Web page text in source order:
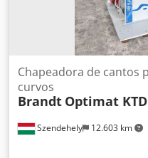
Szendehely 12.603 km
Chapeadora de cantos
curvos
Brandt Optimat